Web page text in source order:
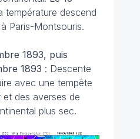
température descend
Paris-Montsouris.
1893, puis
1893 : Descente
avec une tempête
des averses de
plus sec.